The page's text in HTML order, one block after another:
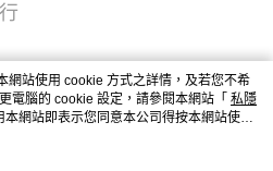
網站使用 cookie 方式之詳情，及若您不希
電腦的 cookie 設定，請參閱本網站「 私隱
網站即表示您同意本公司得按本網站使用